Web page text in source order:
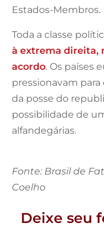
Estados-Membros.
Toda a classe
à extrema direita,
acordo. Os países
pressionavam
da posse do
possibilidade de
alfandegárias.
Fonte: Brasil de
Coelho
Deixe seu